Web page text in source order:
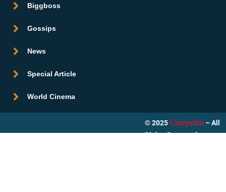
Biggboss
Gossips
News
Special Article
World Cinema
© 2025 Cinepettai – All
Rights Reserved